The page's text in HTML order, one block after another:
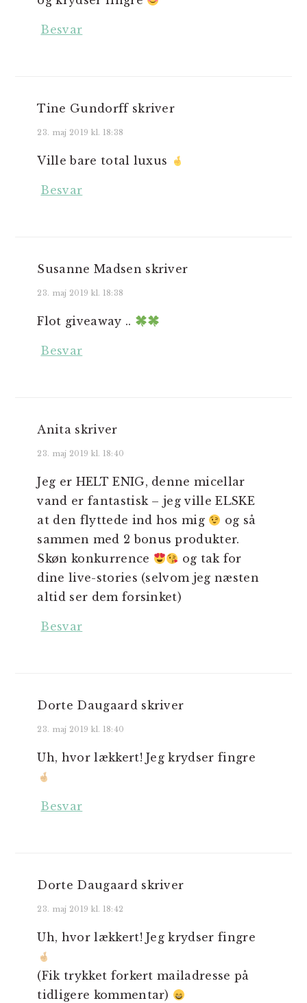
Besvar
Tine Gundorff skriver
23. maj 2019 kl. 18:38
Ville bare total luxus
Besvar
Susanne Madsen skriver
23. maj 2019 kl. 18:38
Flot giveaway ..
Besvar
Anita skriver
23. maj 2019 kl. 18:40
Jeg er HELT ENIG, denne micellar
vand er fantastisk – jeg ville ELSKE
at den flyttede ind hos mig
og så
sammen med 2 bonus produkter.
Skøn konkurrence
og tak for
dine live-stories (selvom jeg næsten
altid ser dem forsinket)
Besvar
Dorte Daugaard skriver
23. maj 2019 kl. 18:40
Uh, hvor lækkert! Jeg krydser fingre
Besvar
Dorte Daugaard skriver
23. maj 2019 kl. 18:42
Uh, hvor lækkert! Jeg krydser fingre
(Fik trykket forkert mailadresse på
tidligere kommentar)